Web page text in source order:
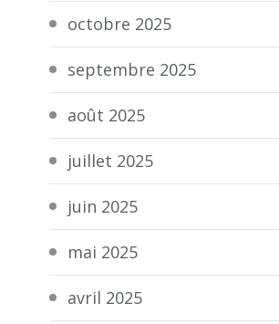
octobre 2025
septembre 2025
août 2025
juillet 2025
juin 2025
mai 2025
avril 2025